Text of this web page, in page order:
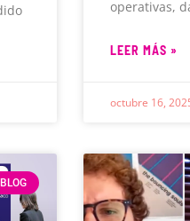
operativas,
LEER MÁS »
octubre 16,
BLOG